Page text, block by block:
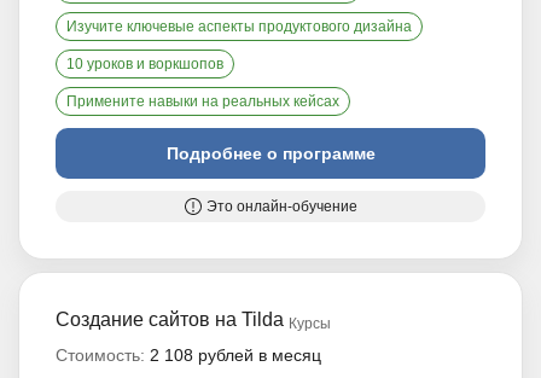
Изучите ключевые аспекты продуктового дизайна
10 уроков и воркшопов
Примените навыки на реальных кейсах
Подробнее о программе
Это онлайн-обучение
Создание сайтов на Tilda Курсы
Стоимость: 2 108 рублей в месяц